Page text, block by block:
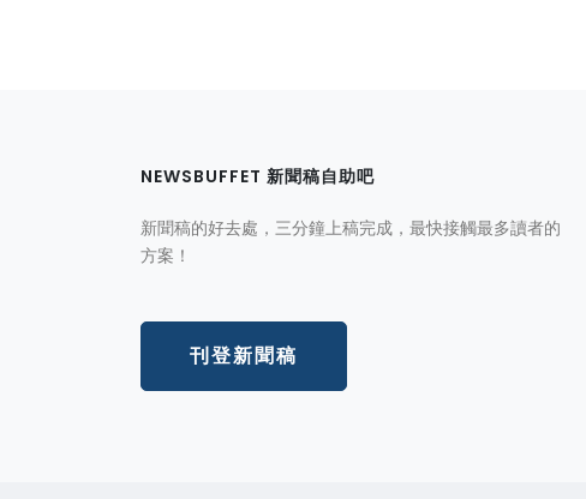
NEWSBUFFET 新聞稿自助吧
新聞稿的好去處，三分鐘上稿完成，最快接觸最多讀者的
方案！
刊登新聞稿